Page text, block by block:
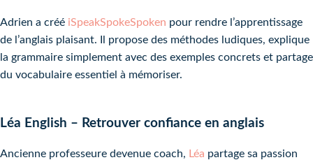
Adrien a créé iSpeakSpokeSpoken pour rendre l’apprentissage
de l’anglais plaisant. Il propose des méthodes ludiques, explique
la grammaire simplement avec des exemples concrets et partage
du vocabulaire essentiel à mémoriser.
Léa English – Retrouver confiance en anglais
Ancienne professeure devenue coach, Léa partage sa passion